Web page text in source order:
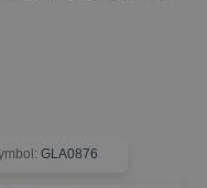
: GLA0876